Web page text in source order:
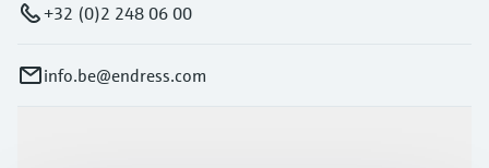
+32 (0)2 248 06 00
info.be@endress.com